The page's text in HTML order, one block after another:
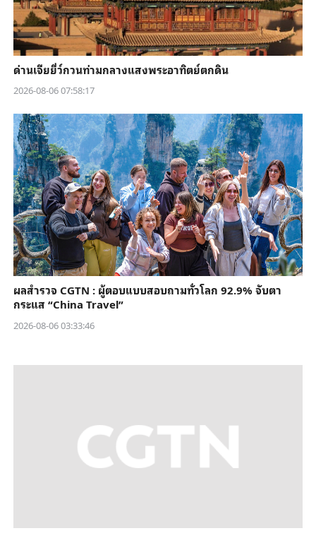
ด่านเจียยี่ว์กวนท่ามกลางแสงพระอาทิตย์ตกดิน
2026-08-06 07:58:17
ผลสำรวจ CGTN : ผู้ตอบแบบสอบถามทั่วโลก 92.9% จับตา
กระแส “China Travel”
2026-08-06 03:33:46